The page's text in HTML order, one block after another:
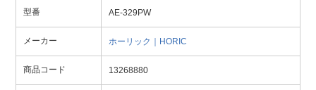
型番 AE-329PW
メーカー ホーリック｜HORIC
商品コード 13268880